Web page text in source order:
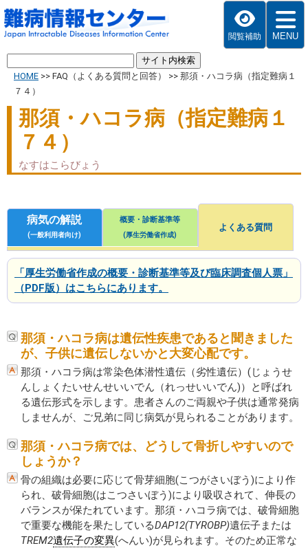
閲覧補助 MENU
HOME >> FAQ（よくある質問と回答） >> 那須・ハコラ病（指定難病１
７４）
那須・ハコラ病（指定難病１
７４）
なすはこらびょう
病気の解説
(一般利用者向け)
概要・診断基準等
(厚生労働省作成)
よくある質問
「厚生労働省作成の概要・診断基準等及び臨床調査個人票」
（PDF版）はこちらにあります。
那須・ハコラ病は遺伝性疾患であると聞きました
が、子供に遺伝しないかと大変心配です。
那須・ハコラ病は常染色体潜性遺伝（劣性遺伝）(じょうせ
んしょくたいせんせいいでん（れっせいいでん)）と呼ばれ
る遺伝形式を示します。患者さんのご両親や子供は通常発病
しませんが、ご兄弟に同じ病気が見られることがあります。
那須・ハコラ病では、どうして骨折しやすいので
しょうか？
骨の組織は必要に応じて骨芽細胞(こつがさいぼう)により作
られ、破骨細胞(はこつさいぼう)により吸収されて、伸長の
バランスが保たれています。那須・ハコラ病では、破骨細胞
で重要な機能を果たしているDAP12(TYROBP)遺伝子または
TREM2遺伝子の変異(へんい)が見られます。そのため正常な